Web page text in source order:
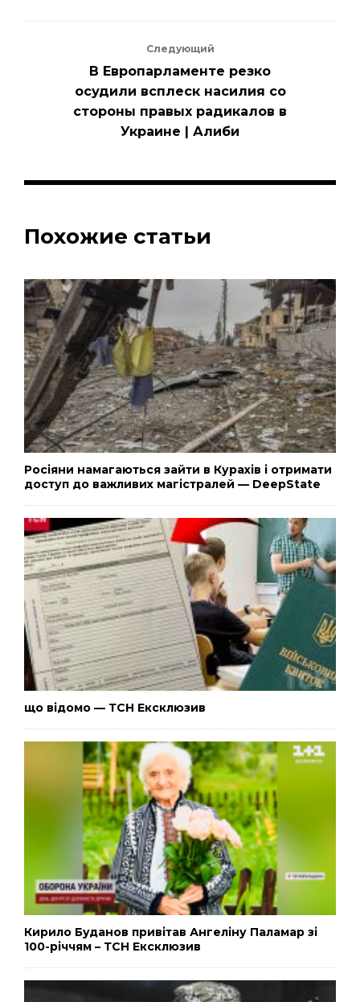
Следующий
В Европарламенте резко
осудили всплеск насилия со
стороны правых радикалов в
Украине | Алиби
Похожие статьи
Росіяни намагаються зайти в Курахів і отримати
доступ до важливих магістралей — DeepState
що відомо — ТСН Ексклюзив
Кирило Буданов привітав Ангеліну Паламар зі
100-річчям – ТСН Ексклюзив